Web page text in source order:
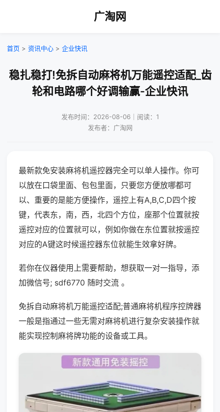
广淘网
首页 > 资讯中心 > 企业快讯
稳扎稳打!免拆自动麻将机万能遥控适配_齿
轮和电路哪个好调输赢-企业快讯
发布时间：2026-08-06｜阅读：1
发布者：广淘网
最新款免安装麻将机遥控器完全可以单人操作。你可
以放在口袋里面、包包里面，只要您方便放哪都可
以、重要的是能方便操作，遥控上有A,B,C,D四个按
键，代表东，南，西，北四个方位，座那个位置就按
遥控对应的位置就可以，例如你做在东位置就按遥控
对应的A键这时候遥控器东位就能生效拿好牌。
若你在仪器使用上需要帮助，想获取一对一指导，添
加微信号; sdf6770 随时交流 。
免拆自动麻将机万能遥控适配;普通麻将机程序控牌器
一般是指通过一些无需对麻将机进行复杂安装操作就
能实现控制麻将牌功能的设备或工具。